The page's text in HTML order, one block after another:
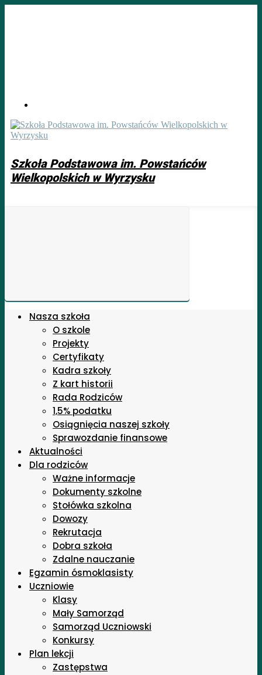
Szkoła Podstawowa im. Powstańców
Wielkopolskich w Wyrzysku
Nasza szkoła
O szkole
Projekty
Certyfikaty
Kadra szkoły
Z kart historii
Rada Rodziców
1,5% podatku
Osiągnięcia naszej szkoły
Sprawozdanie finansowe
Aktualności
Dla rodziców
Ważne informacje
Dokumenty szkolne
Stołówka szkolna
Dowozy
Rekrutacja
Dobra szkoła
Zdalne nauczanie
Egzamin ósmoklasisty
Uczniowie
Klasy
Mały Samorząd
Samorząd Uczniowski
Konkursy
Plan lekcji
Zastępstwa